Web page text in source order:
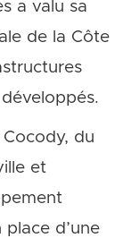
a valu sa
de la Côte
du
et
d’une